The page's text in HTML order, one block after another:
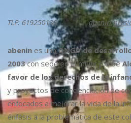
TLF: 619250138
abenin es unaONGD de
2003con sede en el municipio de
favor de los derechos de la
y proyectos de concienciación de
enfocados a mejorar la vida de la
énfasis a la problemática de este